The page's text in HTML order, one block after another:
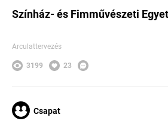
Színház- és Fimművészeti
Arculattervezés
3199 23
Csapat